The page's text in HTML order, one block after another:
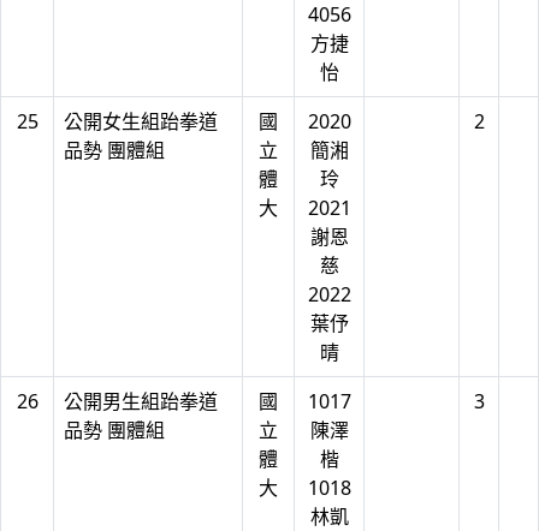
4056
方捷
怡
25
公開女生組跆拳道
品勢 團體組
國
立
體
大
2020
簡湘
玲
2021
謝恩
慈
2022
葉伃
晴
2
26
公開男生組跆拳道
品勢 團體組
國
立
體
大
1017
陳澤
楷
1018
林凱
3